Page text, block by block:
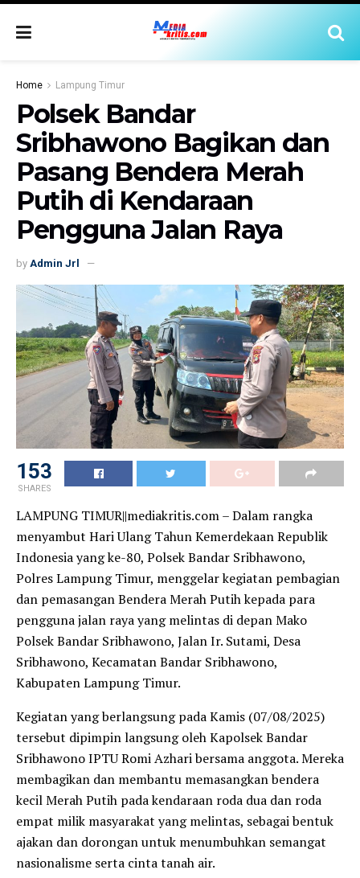
Home Lampung Timur
Polsek Bandar
Sribhawono Bagikan dan
Pasang Bendera Merah
Putih di Kendaraan
Pengguna Jalan Raya
by Admin Jrl
153
SHARES
LAMPUNG TIMUR||mediakritis.com – Dalam rangka
menyambut Hari Ulang Tahun Kemerdekaan Republik
Indonesia yang ke-80, Polsek Bandar Sribhawono,
Polres Lampung Timur, menggelar kegiatan pembagian
dan pemasangan Bendera Merah Putih kepada para
pengguna jalan raya yang melintas di depan Mako
Polsek Bandar Sribhawono, Jalan Ir. Sutami, Desa
Sribhawono, Kecamatan Bandar Sribhawono,
Kabupaten Lampung Timur.
Kegiatan yang berlangsung pada Kamis (07/08/2025)
tersebut dipimpin langsung oleh Kapolsek Bandar
Sribhawono IPTU Romi Azhari bersama anggota. Mereka
membagikan dan membantu memasangkan bendera
kecil Merah Putih pada kendaraan roda dua dan roda
empat milik masyarakat yang melintas, sebagai bentuk
ajakan dan dorongan untuk menumbuhkan semangat
nasionalisme serta cinta tanah air.